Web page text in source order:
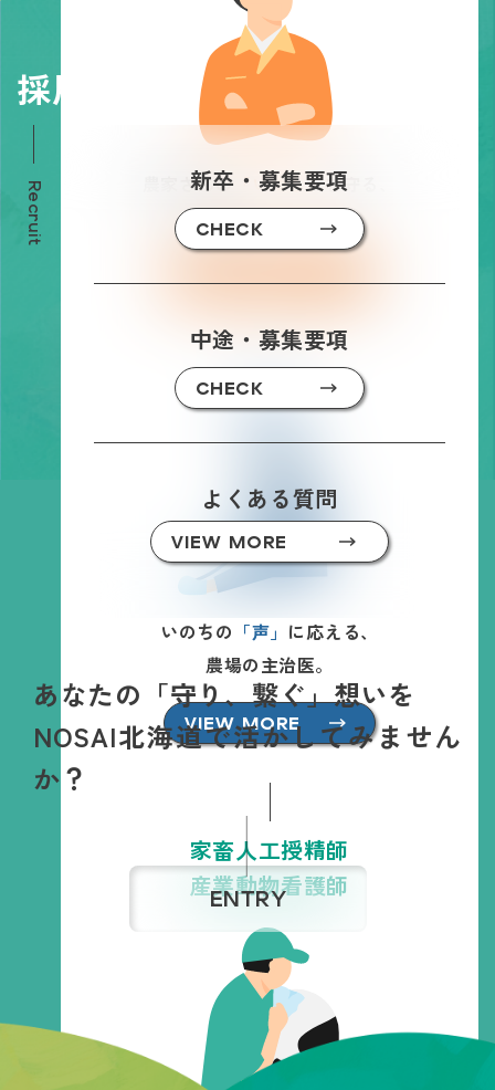
農家さんの 「いつも」を守る、
一番のパートナー。
獣医師
いのちの 「声」 に応える、
農場の主治医。
VIEW MORE
家畜人工授精師
産業動物看護師
採用情報
Recruit
新卒・募集要項
CHECK
中途・募集要項
CHECK
よくある質問
VIEW MORE
あなたの 「守り、繋ぐ」想いを
NOSAI北海道で活かしてみません
か？
ENTRY